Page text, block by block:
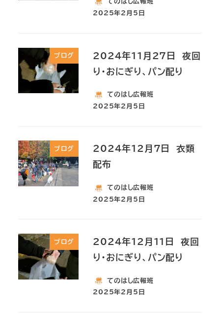
てのはし広報班
2025年2月5日
ブログ
2024年11月27日 夜回
り・おにぎり、パン配り
てのはし広報班
2025年2月5日
ブログ
2024年12月7日 衣類
配布
てのはし広報班
2025年2月5日
ブログ
2024年12月11日 夜回
り・おにぎり、パン配り
てのはし広報班
2025年2月5日